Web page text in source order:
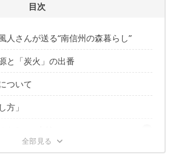
目次
人さんが送る“南信州の森暮らし”
と「炭火」の出番
ついて
方」